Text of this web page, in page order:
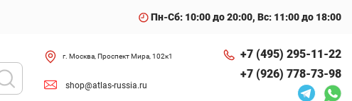
Пн-Сб: 10:00 до 20:00, Вс: 11:00 до 18:00
г. Москва, Проспект Мира, 102к1
shop@atlas-russia.ru
+7 (495) 295-11-22
+7 (926) 778-73-98